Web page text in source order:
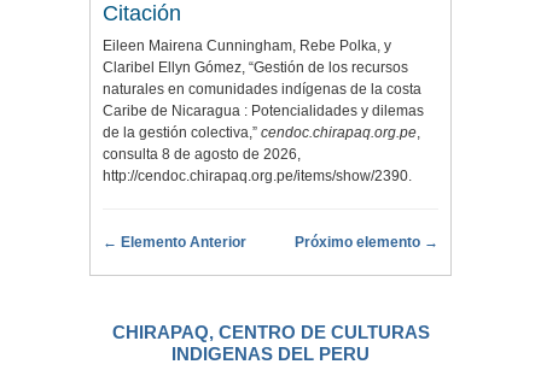
Citación
Eileen Mairena Cunningham, Rebe Polka, y
Claribel Ellyn Gómez, “Gestión de los recursos
naturales en comunidades indígenas de la costa
Caribe de Nicaragua : Potencialidades y dilemas
de la gestión colectiva,” cendoc.chirapaq.org.pe,
consulta 8 de agosto de 2026,
http://cendoc.chirapaq.org.pe/items/show/2390.
← Elemento Anterior Próximo elemento →
CHIRAPAQ, CENTRO DE CULTURAS
INDIGENAS DEL PERU